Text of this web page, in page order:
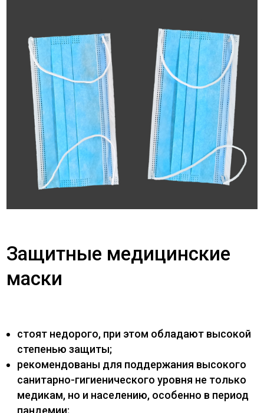
Защитные медицинские
маски
стоят недорого, при этом обладают высокой
степенью защиты;
рекомендованы для поддержания высокого
санитарно-гигиенического уровня не только
медикам, но и населению, особенно в период
пандемии;